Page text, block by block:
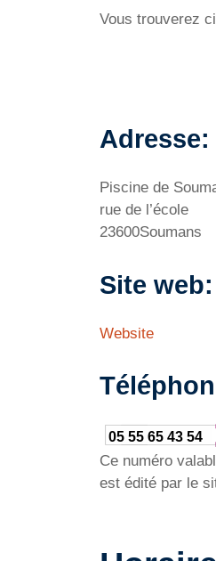
Vous trouverez
Adresse:
Piscine de
rue de l’école
23600Soumans
Site web:
Website
05 55 65 43 54
Ce numéro
est édité par le